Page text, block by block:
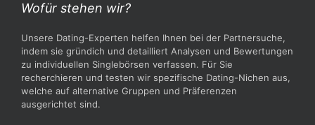
Wofür stehen wir?
Unsere Dating-Experten helfen Ihnen bei der Partnersuche,
indem sie gründich und detailliert Analysen und Bewertungen
zu individuellen Singlebörsen verfassen. Für Sie
recherchieren und testen wir spezifische Dating-Nichen aus,
welche auf alternative Gruppen und Präferenzen
ausgerichtet sind.